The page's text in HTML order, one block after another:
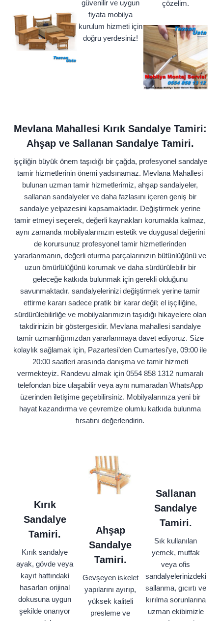
güvenilir ve uygun
fiyata mobilya
kurulum hizmeti için
doğru yerdesiniz!
çözelim.
Mevlana Mahallesi Kırık Sandalye Tamiri:
Ahşap ve Sallanan Sandalye Tamiri.
işçiliğin büyük önem taşıdığı bir çağda, profesyonel sandalye
tamir hizmetlerinin önemi yadsınamaz. Mevlana Mahallesi
bulunan uzman tamir hizmetlerimiz, ahşap sandalyeler,
sallanan sandalyeler ve daha fazlasını içeren geniş bir
sandalye yelpazesini kapsamaktadır. Değiştirmek yerine
tamir etmeyi seçerek, değerli kaynakları korumakla kalmaz,
aynı zamanda mobilyalarınızın estetik ve duygusal değerini
de korursunuz profesyonel tamir hizmetlerinden
yararlanmanın, değerli oturma parçalarınızın bütünlüğünü ve
uzun ömürlülüğünü korumak ve daha sürdürülebilir bir
geleceğe katkıda bulunmak için gerekli olduğunu
savunmaktadır. sandalyelerinizi değiştirmek yerine tamir
ettirme kararı sadece pratik bir karar değil; el işçiliğine,
sürdürülebilirliğe ve mobilyalarımızın taşıdığı hikayelere olan
takdirinizin bir göstergesidir. Mevlana mahallesi sandalye
tamir uzmanlığımızdan yararlanmaya davet ediyoruz. Size
kolaylık sağlamak için, Pazartesi’den Cumartesi’ye, 09:00 ile
20:00 saatleri arasında danışma ve tamir hizmeti
vermekteyiz. Randevu almak için 0554 858 1312 numaralı
telefondan bize ulaşabilir veya aynı numaradan WhatsApp
üzerinden iletişime geçebilirsiniz. Mobilyalarınıza yeni bir
hayat kazandırma ve çevremize olumlu katkıda bulunma
fırsatını değerlendirin.
Kırık
Sandalye
Tamiri.
Kırık sandalye
ayak, gövde veya
kayıt hattındaki
hasarları orijinal
dokusuna uygun
şekilde onarıyor
Ahşap
Sandalye
Tamiri.
Gevşeyen iskelet
yapılarını ayırıp,
yüksek kaliteli
presleme ve
Sallanan
Sandalye
Tamiri.
Sık kullanılan
yemek, mutfak
veya ofis
sandalyelerinizdeki
sallanma, gıcırtı ve
kırılma sorunlarına
uzman ekibimizle